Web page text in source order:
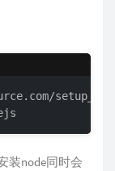
装node同时会